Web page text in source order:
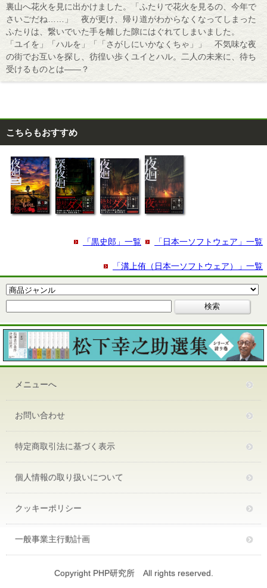
裏山へ花火を見に出かけました。「ふたりで花火を見るの、今年で
さいごだね……」 夜が更け、帰り道がわからなくなってしまった
ふたりは、繋いでいた手を離した隙にはぐれてしまいました。
「ユイを」「ハルを」「「さがしにいかなくちゃ」」 不気味な夜
の街でお互いを探し、彷徨い歩くユイとハル。二人の未来に、待ち
受けるものとは――？
こちらもおすすめ
「日本一ソフトウェア」一覧
「黒史郎」一覧
「溝上侑（日本一ソフトウェア）」一覧
メニューへ
お問い合わせ
特定商取引法に基づく表示
個人情報の取り扱いについて
クッキーポリシー
一般事業主行動計画
Copyright PHP研究所 All rights reserved.